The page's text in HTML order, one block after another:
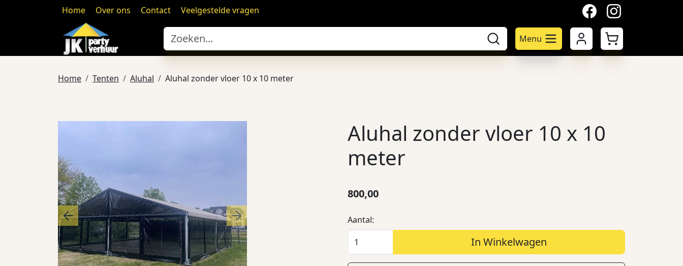
Home Over ons Contact Veelgestelde vragen facebookinstagram
Menu Mijn accountWinkelwagen
Home Tenten Aluhal Aluhal zonder vloer 10 x 10 meter
Previous Next
Aluhal zonder vloer 10 x 10
meter
800,00
Aantal:
In Winkelwagen